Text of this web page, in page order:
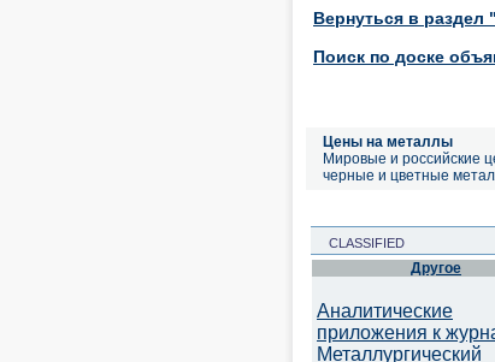
Вернуться в
Поиск по доске
Цены на металлы
Мировые и российские
черные и цветные
CLASSIFIED
Другое
Аналитические
приложения к
Металлургический